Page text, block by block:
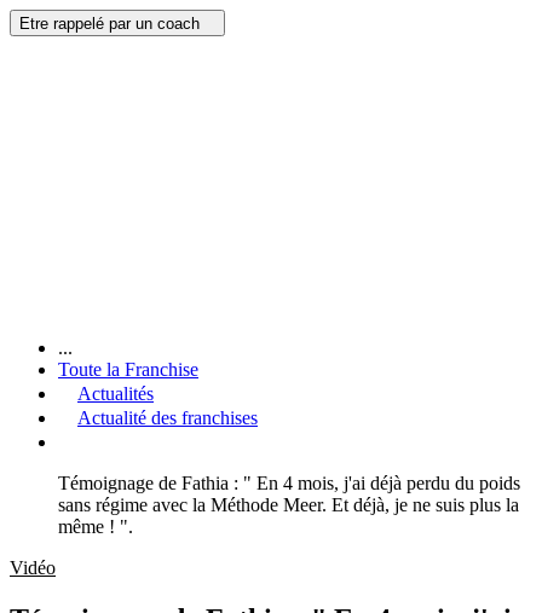
Etre rappelé par un coach
...
Toute la Franchise
Actualités
Actualité des franchises
Témoignage de Fathia : " En 4 mois, j'ai déjà perdu du poids
sans régime avec la Méthode Meer. Et déjà, je ne suis plus la
même ! ".
Vidéo